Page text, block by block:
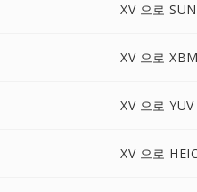
XV 으로 SUN
XV 으로
XV 으로 YUV
XV 으로